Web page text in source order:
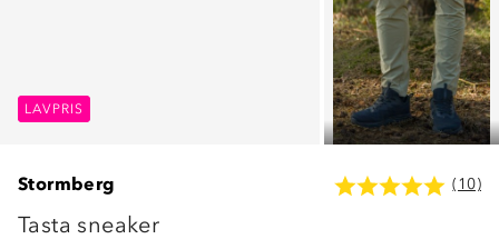
LAVPRIS LAVPRIS
LAVPRIS
Stormberg (10)
Tasta sneaker